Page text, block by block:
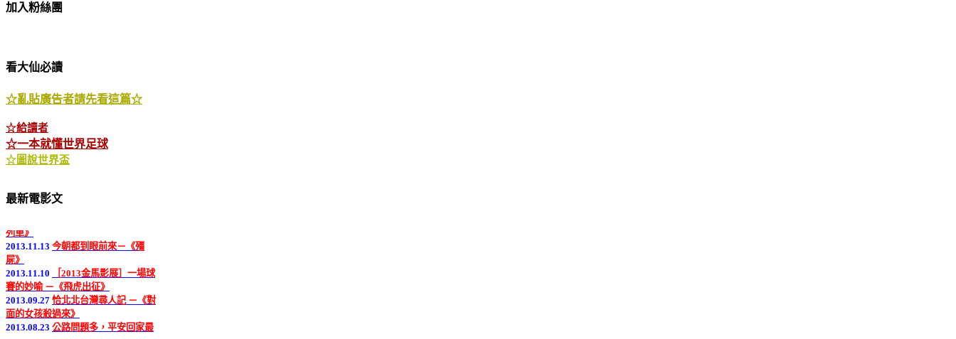
加入粉絲團
看大仙必讀
☆亂貼廣告者請先看這篇☆
☆給讀者
☆一本就懂世界足球
☆圖說世界盃
最新電影文
生》
2013.11.13
今朝都到眼前來－《殭
屍》
2013.11.10
［2013金馬影展］一場球
賽的妙喻 －《飛虎出征》
2013.09.27恰北北台灣尋人記 －《對
面的女孩殺過來》
2013.08.23公路問題多，平安回家最
好－《全家就是米家》